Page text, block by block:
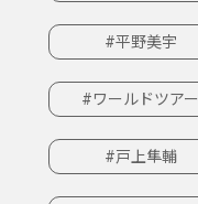
#平野美宇
#ワールドツアー
#戸上隼輔